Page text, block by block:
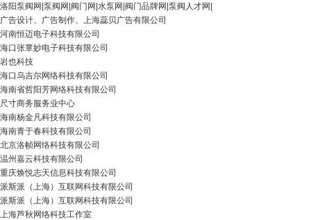
洛阳泵阀网|泵阀网|阀门网|水泵网|阀门品牌网|泵阀人才网|
广告设计、广告制作、上海蕊贝广告有限公司
河南恒迈电子科技有限公司
海口张覃妙电子科技有限公司
岩也科技
海口乌吉尔网络科技有限公司
海南省哲阳芳网络科技有限公司
尺寸商务服务业中心
海南杨金凡科技有限公司
海南青于春科技有限公司
北京洛帧网络科技有限公司
温州嘉云科技有限公司
重庆焕悦志天信息科技有限公司
派斯派（上海）互联网科技有限公司
派斯派（上海）互联网科技有限公司
上海芦秋网络科技工作室